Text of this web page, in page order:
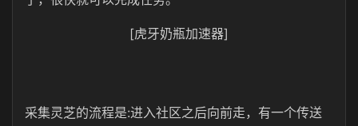
[虎牙奶瓶加速器]
采集灵芝的流程是:进入社区之后向前走，有一个传送